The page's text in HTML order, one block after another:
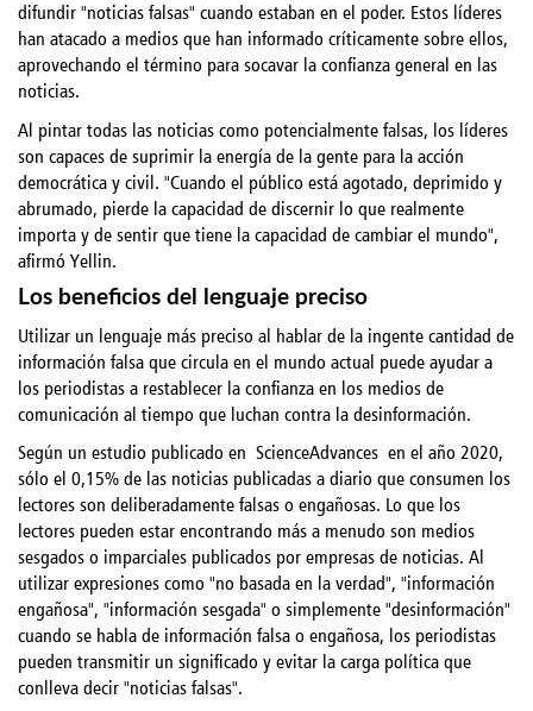
difundir "noticias falsas" cuando estaban en el poder. Estos líderes
han atacado a medios que han informado críticamente sobre ellos,
aprovechando el término para socavar la confianza general en las
noticias.
Al pintar todas las noticias como potencialmente falsas, los líderes
son capaces de suprimir la energía de la gente para la acción
democrática y civil. "Cuando el público está agotado, deprimido y
abrumado, pierde la capacidad de discernir lo que realmente
importa y de sentir que tiene la capacidad de cambiar el mundo",
afirmó Yellin.
Los beneficios del lenguaje preciso
Utilizar un lenguaje más preciso al hablar de la ingente cantidad de
información falsa que circula en el mundo actual puede ayudar a
los periodistas a restablecer la confianza en los medios de
comunicación al tiempo que luchan contra la desinformación.
Según un estudio publicado en ScienceAdvances en el año 2020,
sólo el 0,15% de las noticias publicadas a diario que consumen los
lectores son deliberadamente falsas o engañosas. Lo que los
lectores pueden estar encontrando más a menudo son medios
sesgados o imparciales publicados por empresas de noticias. Al
utilizar expresiones como "no basada en la verdad", "información
engañosa", "información sesgada" o simplemente "desinformación"
cuando se habla de información falsa o engañosa, los periodistas
pueden transmitir un significado y evitar la carga política que
conlleva decir "noticias falsas".